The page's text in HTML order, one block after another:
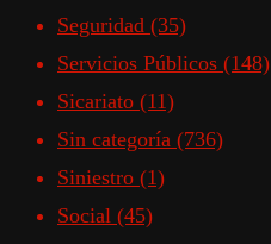
Seguridad (35)
Servicios Públicos (148)
Sicariato (11)
Sin categoría (736)
Siniestro (1)
Social (45)